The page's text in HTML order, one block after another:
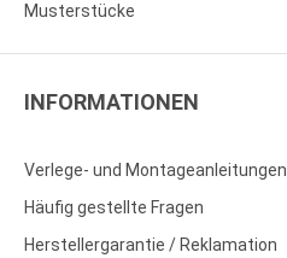
Musterstücke
INFORMATIONEN
Verlege- und Montageanleitungen
Häufig gestellte Fragen
Herstellergarantie / Reklamation